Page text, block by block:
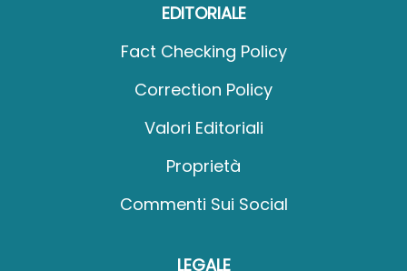
EDITORIALE
Fact Checking Policy
Correction Policy
Valori Editoriali
Proprietà
Commenti Sui Social
LEGALE